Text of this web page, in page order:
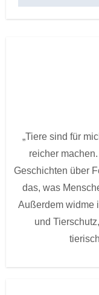
„Tiere sind für
reicher
Geschichten über
das, was
Außerdem widme
und